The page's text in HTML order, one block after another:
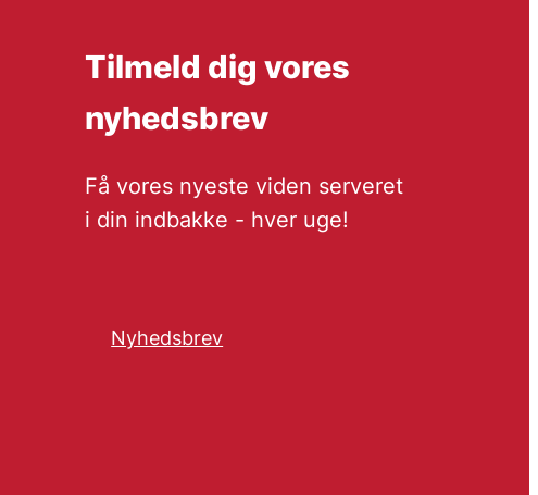
Tilmeld dig vores
nyhedsbrev
Få vores nyeste viden serveret
i din indbakke - hver uge!
Nyhedsbrev